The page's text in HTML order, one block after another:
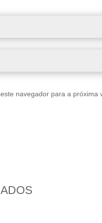
navegador para a próxima